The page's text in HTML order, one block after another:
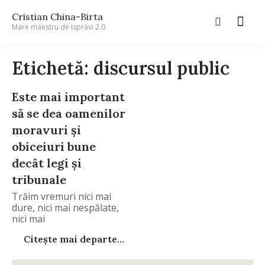
Cristian China-Birta
Mare maestru de isprăvi 2.0
Etichetă: discursul public
Este mai important
să se dea oamenilor
moravuri şi
obiceiuri bune
decât legi şi
tribunale
Trăim vremuri nici mai
dure, nici mai nespălate,
nici mai
Citește mai departe...